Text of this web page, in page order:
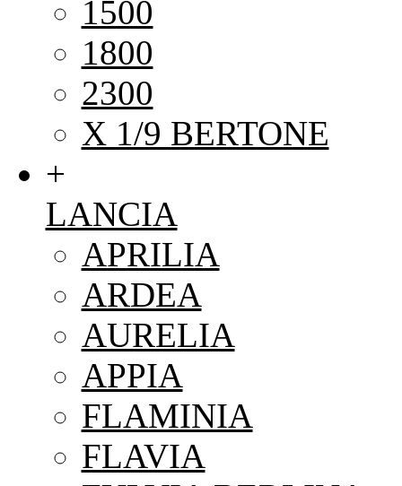
1500
1800
2300
X 1/9 BERTONE
+
LANCIA
APRILIA
ARDEA
AURELIA
APPIA
FLAMINIA
FLAVIA